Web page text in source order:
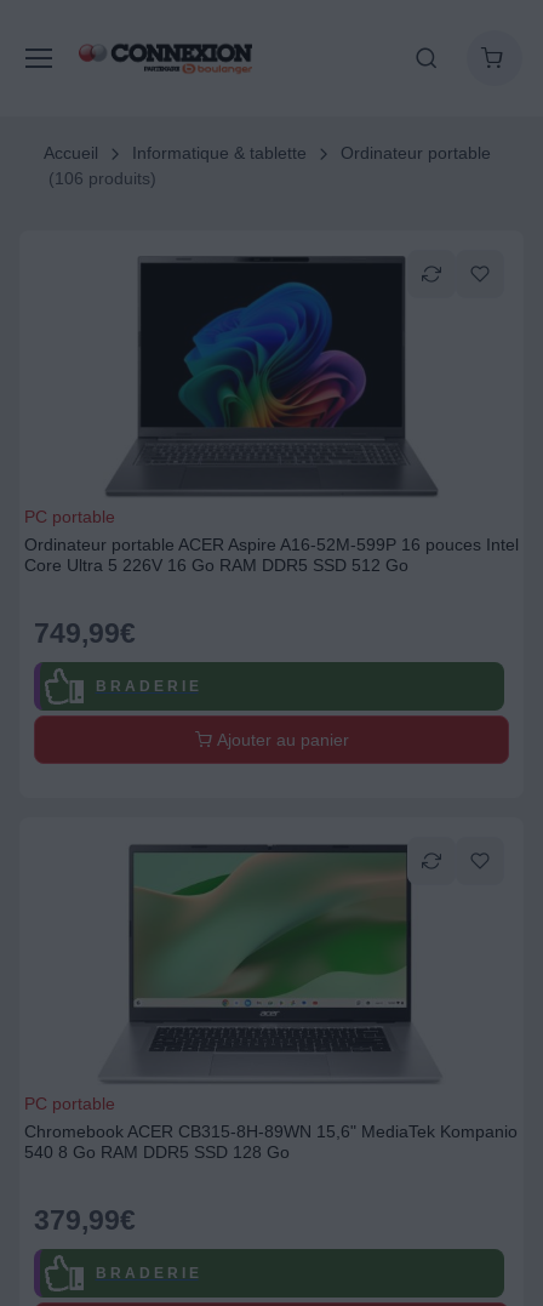
Accueil Informatique & tablette
Ordinateur portable
(106 produits)
PC portable
Ordinateur portable ACER Aspire A16-52M-599P 16 pouces Intel
Core Ultra 5 226V 16 Go RAM DDR5 SSD 512 Go
749,99€
B R A D E R I E
Ajouter au panier
PC portable
Chromebook ACER CB315-8H-89WN 15,6" MediaTek Kompanio
540 8 Go RAM DDR5 SSD 128 Go
379,99€
B R A D E R I E